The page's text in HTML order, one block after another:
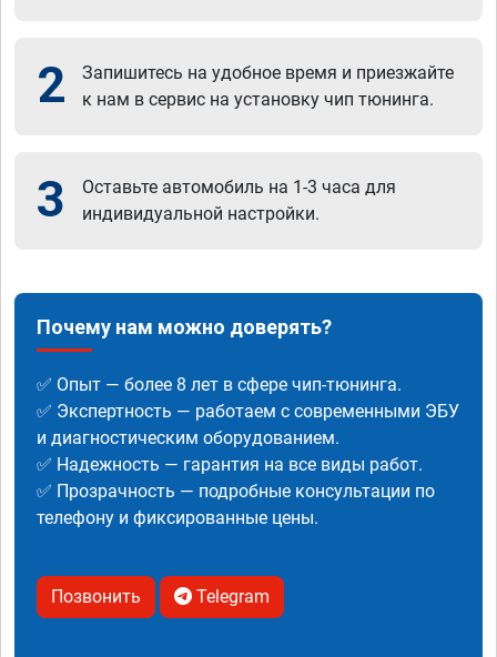
2
Запишитесь на удобное время и приезжайте
к нам в сервис на установку чип тюнинга.
3
Оставьте автомобиль на 1-3 часа для
индивидуальной настройки.
Почему нам можно доверять?
✅ Опыт — более 8 лет в сфере чип-тюнинга.
✅ Экспертность — работаем с современными ЭБУ
и диагностическим оборудованием.
✅ Надежность — гарантия на все виды работ.
✅ Прозрачность — подробные консультации по
телефону и фиксированные цены.
Позвонить Telegram